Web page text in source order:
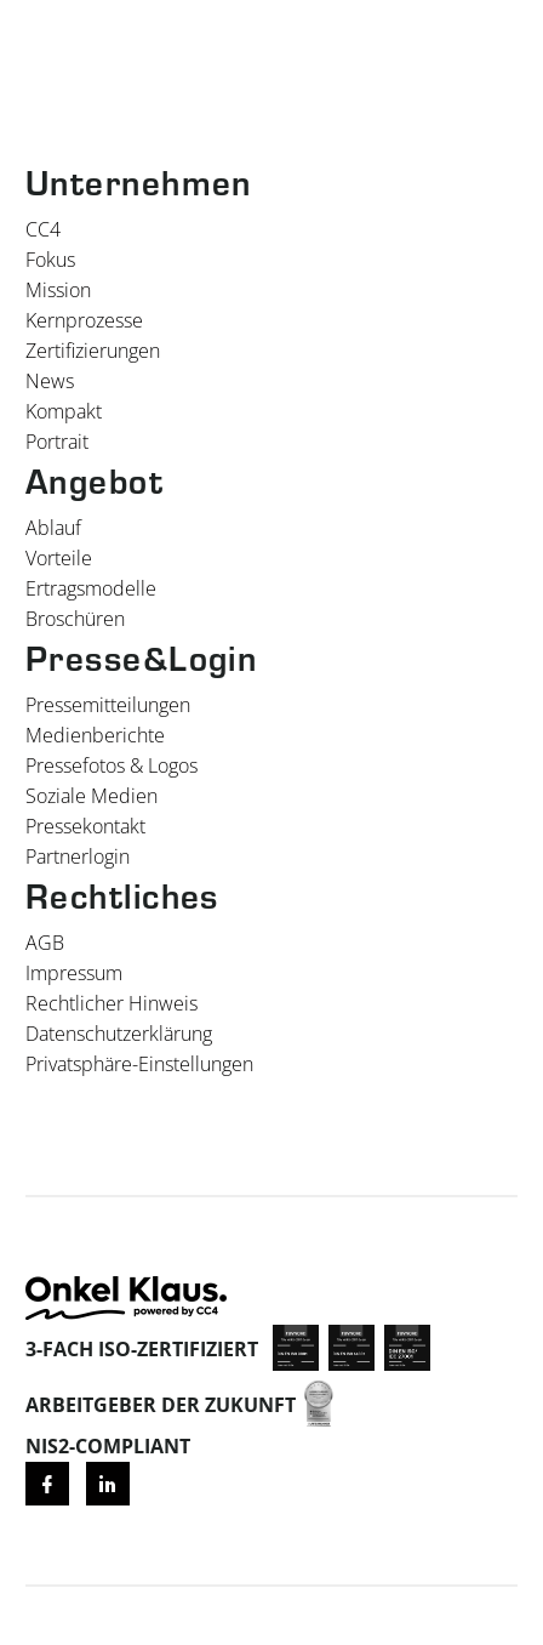
Unternehmen
CC4
Fokus
Mission
Kernprozesse
Zertifizierungen
News
Kompakt
Portrait
Angebot
Ablauf
Vorteile
Ertragsmodelle
Broschüren
Presse&Login
Pressemitteilungen
Medienberichte
Pressefotos & Logos
Soziale Medien
Pressekontakt
Partnerlogin
Rechtliches
AGB
Impressum
Rechtlicher Hinweis
Datenschutzerklärung
Privatsphäre-Einstellungen
3-FACH ISO-ZERTIFIZIERT
ARBEITGEBER DER ZUKUNFT
NIS2-COMPLIANT